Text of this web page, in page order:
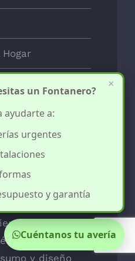
de
en La
y diseño
×
un Fontanero?
ayudarte a:
urgentes
y garantía
Cuéntanos tu avería